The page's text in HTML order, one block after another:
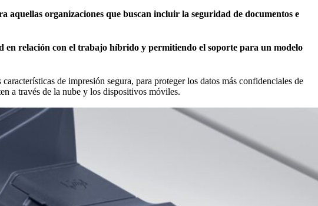
aquellas organizaciones que buscan incluir la seguridad de documentos e
en relación con el trabajo híbrido y permitiendo el soporte para un modelo
de impresión segura, para proteger los datos más confidenciales de
a través de la nube y los dispositivos móviles.